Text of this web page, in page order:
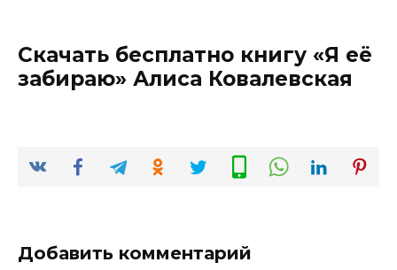
Скачать бесплатно книгу «Я её
забираю» Алиса Ковалевская
Добавить комментарий